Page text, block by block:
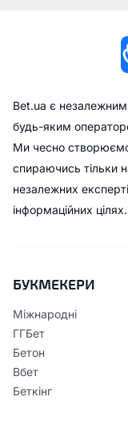
Bet.ua є
будь-яким
Ми чесно створюємо
спираючись тільки
незалежних
інформаційних цілях.
БУКМЕКЕРИ
Міжнародні
ГГБет
Бетон
Вбет
Беткінг